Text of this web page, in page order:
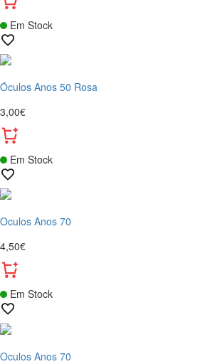
Em Stock
Óculos Anos 50 Rosa
3,00€
Em Stock
Oculos Anos 70
4,50€
Em Stock
Oculos Anos 70